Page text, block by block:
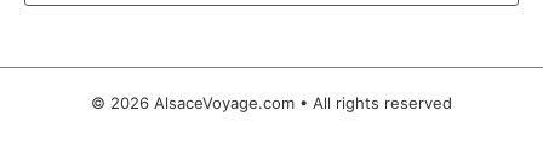
© 2026 AlsaceVoyage.com • All rights reserved